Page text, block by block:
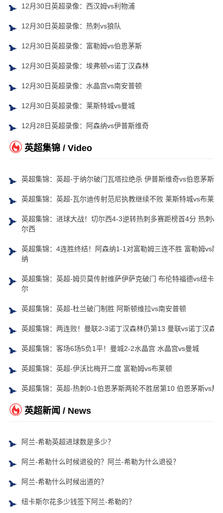
12月30日英超录像：西汉姆vs利物浦
12月30日英超录像：热刺vs狼队
12月30日英超录像：富勒姆vs伯恩茅斯
12月30日英超录像：埃弗顿vs诺丁汉森林
12月30日英超录像：水晶宫vs南安普顿
12月30日英超录像：莱斯特城vs曼城
12月28日英超录像：阿森纳vs伊普斯维奇
英超集锦 / Video
英超集锦：英超-于纳尔破门瓦塔拉绝杀 伊普斯维奇vs伯恩茅斯
英超集锦：英超-瓦尔迪传射范尼执教继续不败 莱斯特城vs布莱顿
英超集锦：进球大战！切尔西4-3逆转热刺多赛距榜首4分 热刺vs
尔西
英超集锦：4连胜终结！阿森纳1-1对富勒姆三连不胜 富勒姆vs阿
纳
英超集锦：英超-姆贝莫传射维萨伊萨克破门 布伦特福德vs纽卡斯
尔
英超集锦：英超-杜兰破门制胜 阿斯顿维拉vs南安普顿
英超集锦：两连败！曼联2-3诺丁汉森林仍第13 曼联vs诺丁汉森林
英超集锦：客场6场5负1平！曼城2-2水晶宫 水晶宫vs曼城
英超集锦：英超-伊沃比梅开二度 富勒姆vs布莱顿
英超集锦：英超-热刺0-1伯恩茅斯两轮不胜居第10 伯恩茅斯vs热
英超新闻 / News
阿兰-希勒英超进球数是多少？
阿兰-希勒什么时候退役的？阿兰-希勒为什么退役？
阿兰-希勒什么时候出道的？
纽卡斯尔花多少钱签下阿兰-希勒的？